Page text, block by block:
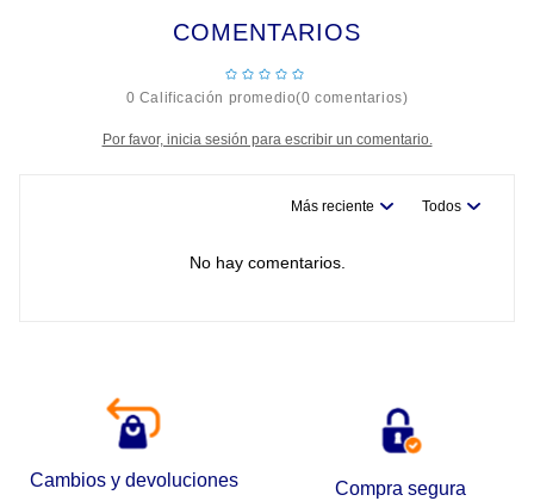
COMENTARIOS
☆☆☆☆
☆
0 Calificación promedio(0 comentarios)
Por favor, inicia sesión para escribir un comentario.
Más reciente Todos
No hay comentarios.
Cambios y devoluciones Compra segura